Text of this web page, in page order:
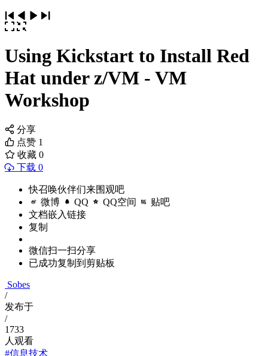
Using Kickstart to Install Red
Hat under z/VM - VM
Workshop
分享
点赞 1
收藏 0
下载 0
快召唤伙伴们来围观吧
微博 QQ QQ空间 贴吧
文档嵌入链接
复制
微信扫一扫分享
已成功复制到剪贴板
Sobes
/
发布于
/
1733
人观看
#信息技术